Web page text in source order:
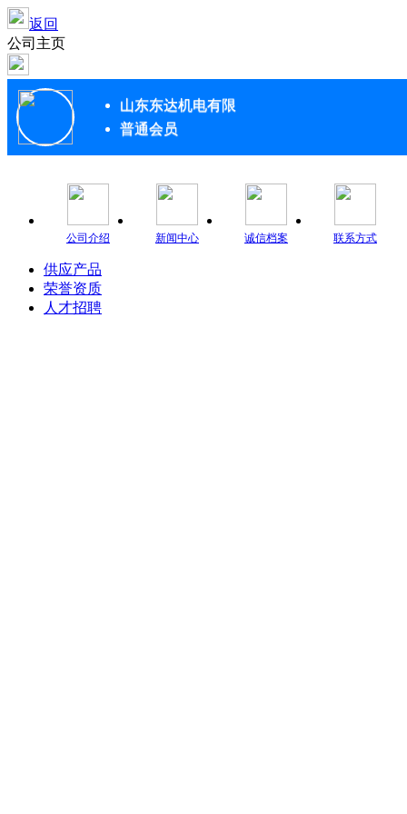
返回
公司主页
山东东达机电有限
普通会员
公司介绍 新闻中心 诚信档案 联系方式
供应产品
荣誉资质
人才招聘